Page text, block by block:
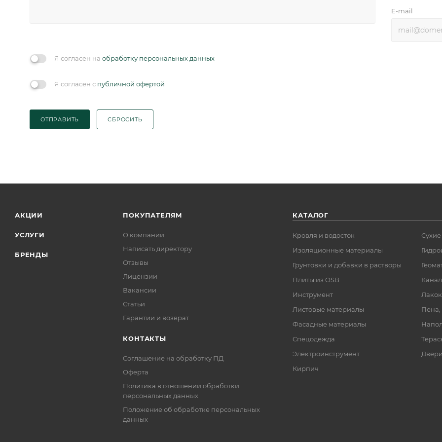
E-mail
Я согласен на обработку персональных данных
Я согласен с публичной офертой
ОТПРАВИТЬ СБРОСИТЬ
АКЦИИ
УСЛУГИ
БРЕНДЫ
ПОКУПАТЕЛЯМ
О компании
Написать директору
Отзывы
Лицензии
Вакансии
Статьи
Гарантии и возврат
КОНТАКТЫ
Соглашение на обработку ПД
Оферта
Политика в отношении обработки
персональных данных
Положение об обработке персональных
данных
КАТАЛОГ
Кровля и водосток
Изоляционные материалы
Грунтовки и добавки в растворы
Плиты из OSB
Инструмент
Листовые материалы
Пена,
Фасадные материалы
Спецодежда
Электроинструмент
Двери
Кирпич